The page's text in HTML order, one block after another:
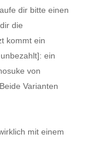
dir bitte einen
die
kommt ein
ein
von
Varianten
mit einem